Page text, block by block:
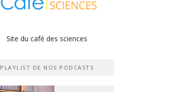
Site du café des sciences
PLAYLIST DE NOS PODCASTS